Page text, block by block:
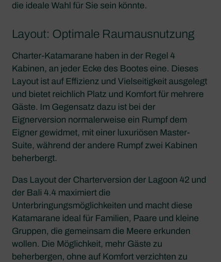
die ideale Wahl für Sie sein könnte.
Layout: Optimale Raumausnutzung
Charter-Katamarane haben in der Regel 4
Kabinen, an jeder Ecke des Bootes eine. Dieses
Layout ist auf Effizienz und Vielseitigkeit ausgelegt
und bietet reichlich Platz und Komfort für mehrere
Gäste. Im Gegensatz dazu ist bei der
Eignerversion normalerweise ein Rumpf dem
Eigner gewidmet, mit einer luxuriösen Master-
Suite, während der andere Rumpf zwei Kabinen
beherbergt.
Das Layout der Charterversion der Lagoon 42 und
der Bali 4.4 maximiert die
Unterbringungsmöglichkeiten und macht diese
Katamarane ideal für Familien, Paare und kleine
Gruppen, die gemeinsam die Meere erkunden
wollen. Die Möglichkeit, mehr Gäste zu
beherbergen, ohne auf Komfort verzichten zu